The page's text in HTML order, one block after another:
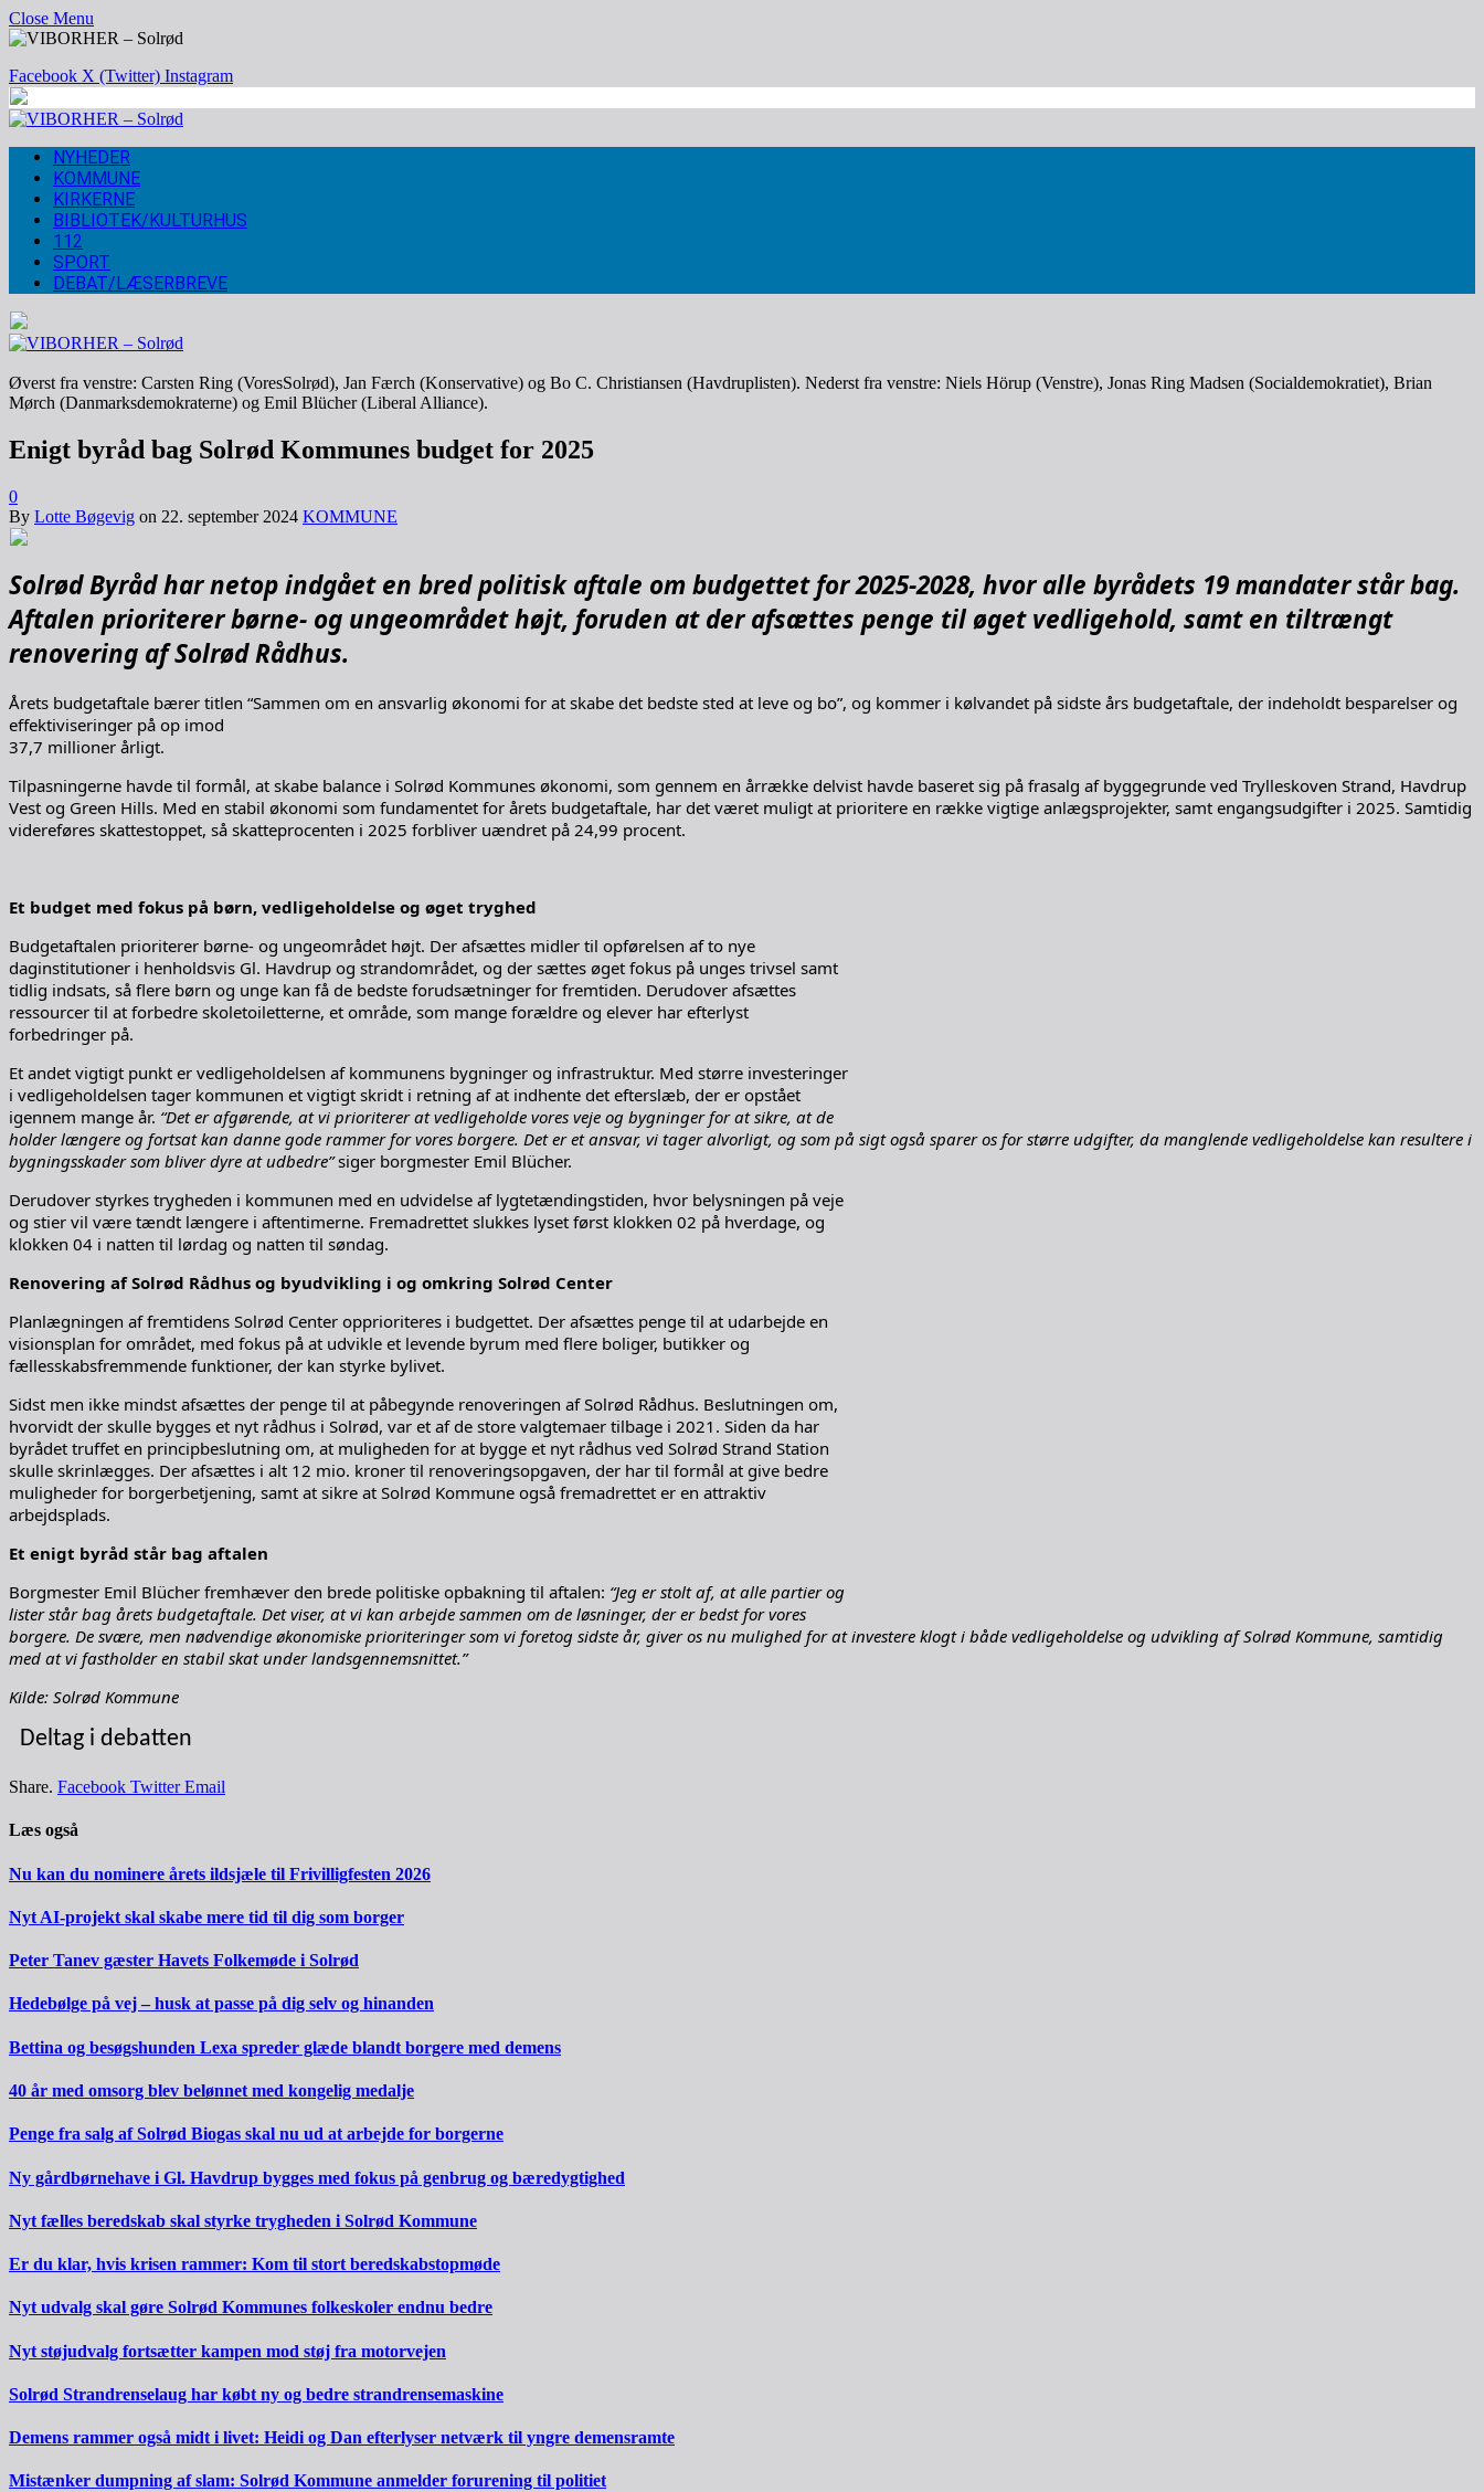
Close Menu
Facebook X (Twitter) Instagram
NYHEDER
KOMMUNE
KIRKERNE
BIBLIOTEK/KULTURHUS
112
SPORT
DEBAT/LÆSERBREVE
Øverst fra venstre: Carsten Ring (VoresSolrød), Jan Færch (Konservative) og Bo C. Christiansen (Havdruplisten). Nederst fra venstre: Niels Hörup (Venstre), Jonas Ring Madsen (Socialdemokratiet), Brian
Mørch (Danmarksdemokraterne) og Emil Blücher (Liberal Alliance).
Enigt byråd bag Solrød Kommunes budget for 2025
0
By Lotte Bøgevig on 22. september 2024 KOMMUNE
Solrød Byråd har netop indgået en bred politisk aftale om budgettet for 2025-2028, hvor alle byrådets 19mandater står bag.
Aftalen prioriterer børne- og ungeområdet højt, foruden at der afsættes penge til øgetvedligehold, samt en tiltrængt
renovering af Solrød Rådhus.
Årets budgetaftale bærer titlen “Sammen om en ansvarlig økonomi for at skabe det bedste sted at leve og bo”, og kommer i kølvandet på sidste års budgetaftale, der indeholdt besparelser og
effektiviseringer på op imod
37,7 millioner årligt.
Tilpasningerne havde til formål, at skabe balance i Solrød Kommunes økonomi, som gennem en årrække delvist havde baseret sig på frasalg af byggegrunde ved Trylleskoven Strand, Havdrup
Vest og Green Hills. Med en stabil økonomi som fundamentet for årets budgetaftale, har det været muligt at prioritere en række vigtige anlægsprojekter, samt engangsudgifter i 2025. Samtidig
videreføres skattestoppet, så skatteprocenten i 2025 forbliver uændret på 24,99 procent.
Et budget med fokus på børn, vedligeholdelse og øget tryghed
Budgetaftalen prioriterer børne- og ungeområdet højt. Der afsættes midler til opførelsen af to nye
daginstitutioner i henholdsvis Gl. Havdrup og strandområdet, og der sættes øget fokus på unges trivsel samt
tidlig indsats, så flere børn og unge kan få de bedste forudsætninger for fremtiden. Derudover afsættes
ressourcer til at forbedre skoletoiletterne, et område, som mange forældre og elever har efterlyst
forbedringer på.
Et andet vigtigt punkt er vedligeholdelsen af kommunens bygninger og infrastruktur. Med større investeringer
i vedligeholdelsen tager kommunen et vigtigt skridt i retning af at indhente det efterslæb, der er opstået
igennem mange år. “Det er afgørende, at vi prioriterer at vedligeholde vores veje og bygninger for at sikre, at de
holder længere og fortsat kan danne gode rammer for vores borgere. Det er et ansvar, vi tager alvorligt, og som på sigt også sparer os for større udgifter, da manglende vedligeholdelse kan resultere i
bygningsskader som bliver dyre at udbedre”siger borgmester Emil Blücher.
Derudover styrkes trygheden i kommunen med en udvidelse af lygtetændingstiden, hvor belysningen på veje
og stier vil være tændt længere i aftentimerne. Fremadrettet slukkes lyset først klokken 02 på hverdage, og
klokken 04 i natten til lørdag og natten til søndag.
Renovering af Solrød Rådhus og byudvikling i og omkring Solrød Center
Planlægningen af fremtidens Solrød Center opprioriteres i budgettet. Der afsættes penge til at udarbejde en
visionsplan for området, med fokus på at udvikle et levende byrum med flere boliger, butikker og
fællesskabsfremmende funktioner, der kan styrke bylivet.
Sidst men ikke mindst afsættes der penge til at påbegynde renoveringen af Solrød Rådhus. Beslutningen om,
hvorvidt der skulle bygges et nyt rådhus i Solrød, var et af de store valgtemaer tilbage i 2021. Siden da har
byrådet truffet en principbeslutning om, at muligheden for at bygge et nyt rådhus ved Solrød Strand Station
skulle skrinlægges. Der afsættes i alt 12 mio. kroner til renoveringsopgaven, der har til formål at give bedre
muligheder for borgerbetjening, samt at sikre at Solrød Kommune også fremadrettet er en attraktiv
arbejdsplads.
Et enigt byråd står bag aftalen
Borgmester Emil Blücher fremhæver den brede politiske opbakning til aftalen: “Jeg er stolt af, at alle partier og
lister står bag årets budgetaftale. Det viser, at vi kan arbejde sammen om de løsninger, der er bedst for vores
borgere. De svære, men nødvendige økonomiske prioriteringer som vi foretog sidste år, giver os nu mulighed for at investere klogt i både vedligeholdelse og udvikling af Solrød Kommune, samtidig
med at vi fastholder en stabil skat under landsgennemsnittet.”
Kilde: Solrød Kommune
Deltag i debatten
Share. Facebook Twitter Email
Læs også
Nu kan du nominere årets ildsjæle til Frivilligfesten 2026
Nyt AI-projekt skal skabe mere tid til dig som borger
Peter Tanev gæster Havets Folkemøde i Solrød
Hedebølge på vej – husk at passe på dig selv og hinanden
Bettina og besøgshunden Lexa spreder glæde blandt borgere med demens
40 år med omsorg blev belønnet med kongelig medalje
Penge fra salg af Solrød Biogas skal nu ud at arbejde for borgerne
Ny gårdbørnehave i Gl. Havdrup bygges med fokus på genbrug og bæredygtighed
Nyt fælles beredskab skal styrke trygheden i Solrød Kommune
Er du klar, hvis krisen rammer: Kom til stort beredskabstopmøde
Nyt udvalg skal gøre Solrød Kommunes folkeskoler endnu bedre
Nyt støjudvalg fortsætter kampen mod støj fra motorvejen
Solrød Strandrenselaug har købt ny og bedre strandrensemaskine
Demens rammer også midt i livet: Heidi og Dan efterlyser netværk til yngre demensramte
Mistænker dumpning af slam: Solrød Kommune anmelder forurening til politiet